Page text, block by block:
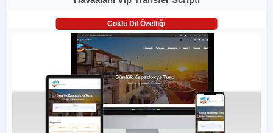
Çoklu Dil Özelliği